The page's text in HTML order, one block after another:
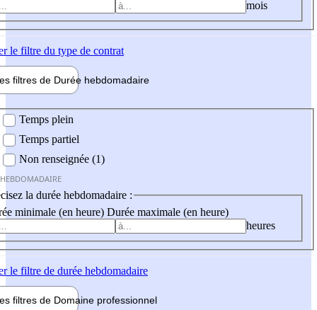
mois
le filtre du type de contrat
filtres de Durée hebdomadaire
Temps plein
Temps partiel
Non renseignée (1)
la durée hebdomadaire :
minimale (en heure) Durée maximale (en heure)
heures
le filtre de durée hebdomadaire
filtres de Domaine professionnel